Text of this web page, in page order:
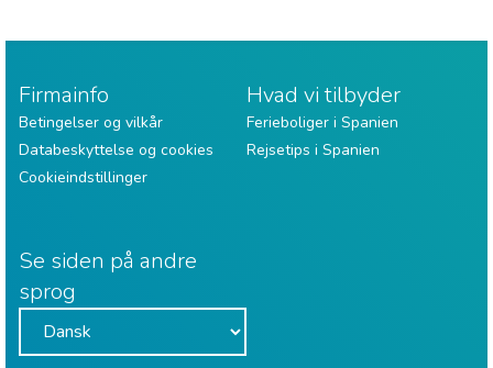
Firmainfo
Betingelser og vilkår
Databeskyttelse og cookies
Cookieindstillinger
Hvad vi tilbyder
Ferieboliger i Spanien
Rejsetips i Spanien
Se siden på andre
sprog